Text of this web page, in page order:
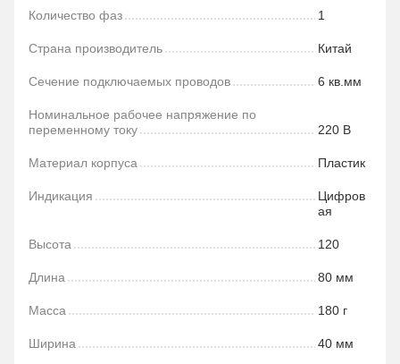
Количество фаз 1
Страна производитель Китай
Сечение подключаемых проводов 6 кв.мм
Номинальное рабочее напряжение по
переменному току
220 В
Материал корпуса Пластик
Индикация
Цифров
ая
Высота 120
Длина 80 мм
Масса 180 г
Ширина 40 мм